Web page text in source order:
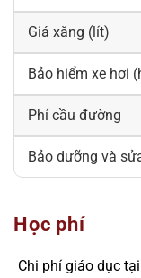
Giá xăng (lít)
Bảo hiểm xe hơi
Phí cầu đường
Bảo dưỡng và
Học phí
Chi phí giáo dục